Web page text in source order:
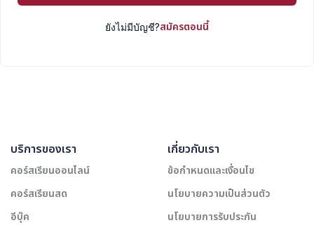
ยังไม่มีบัญชี?สมัครตอนนี้
บริการของเรา
คอร์สเรียนออนไลน์
คอร์สเรียนสด
อีบุ๊ค
เกี่ยวกับเรา
ข้อกำหนดและเงื่อนไข
นโยบายความเป็นส่วนตัว
นโยบายการรับประกัน